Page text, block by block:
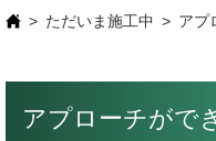
ただいま施工中 アプ
アプローチがで